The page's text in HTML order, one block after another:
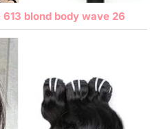
blond body wave 26